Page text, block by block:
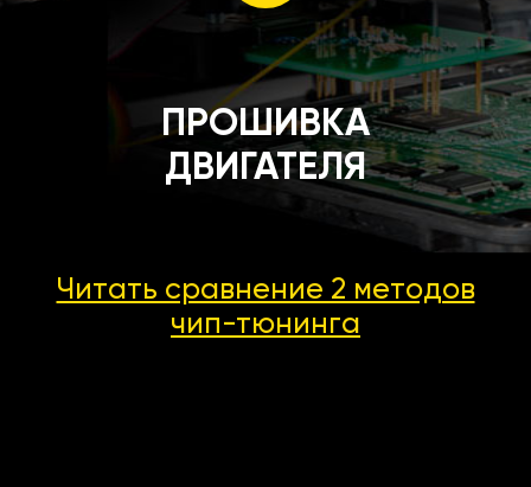
ПРОШИВКА
ДВИГАТЕЛЯ
Читать сравнение 2 методов
чип-тюнинга